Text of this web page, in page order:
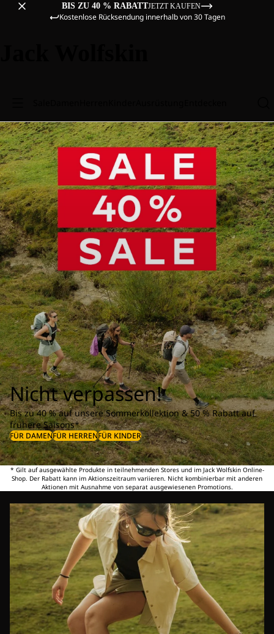
BIS ZU 40 % RABATTJETZT KAUFEN
Kostenlose Rücksendung innerhalb von 30 Tagen
Nicht verpassen!
Bis zu 40 % auf unsere Sommerkollektion & 50 % Rabatt auf
frühere Saisons*
FÜR DAMENFÜR HERRENFÜR KINDER
* Gilt auf ausgewählte Produkte in teilnehmenden Stores und im Jack Wolfskin Online-
Shop. Der Rabatt kann im Aktionszeitraum variieren. Nicht kombinierbar mit anderen
Aktionen mit Ausnahme von separat ausgewiesenen Promotions.